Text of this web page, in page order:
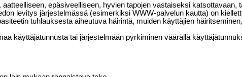
epäsiveelliseen, hyvien tapojen vastaiseksi katsottavaan,
levitys järjestelmässä (esimerkiksi WWW-palvelun kautta) on
tuhlauksesta aiheutuva häirintä, muiden käyttäjien
käyttäjätunnusta tai järjestelmään pyrkiminen väärällä